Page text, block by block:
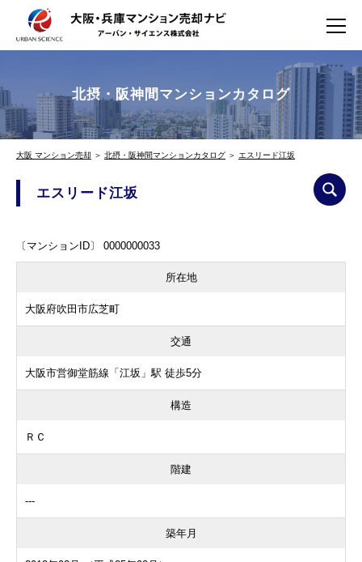
北摂・阪神間マンションカタログ
大阪 マンション売却 ＞ 北摂・阪神間マンションカタログ ＞ エスリード江坂
エスリード江坂
〔マンションID〕 0000000033
所在地
大阪府吹田市広芝町
交通
大阪市営御堂筋線「江坂」駅 徒歩5分
構造
ＲＣ
階建
---
築年月